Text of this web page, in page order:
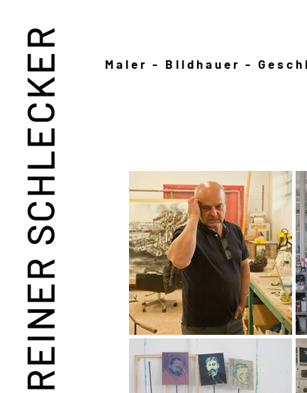
REINER SCHLECKER Maler - Bildhauer -